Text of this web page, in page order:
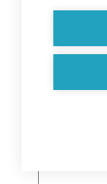
Osoitetiedot